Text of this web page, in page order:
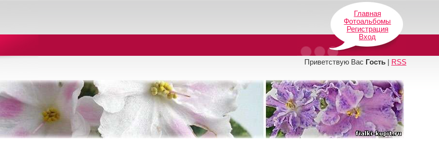
Главная
Фотоальбомы
Регистрация
Вход
Приветствую Вас Гость| RSS